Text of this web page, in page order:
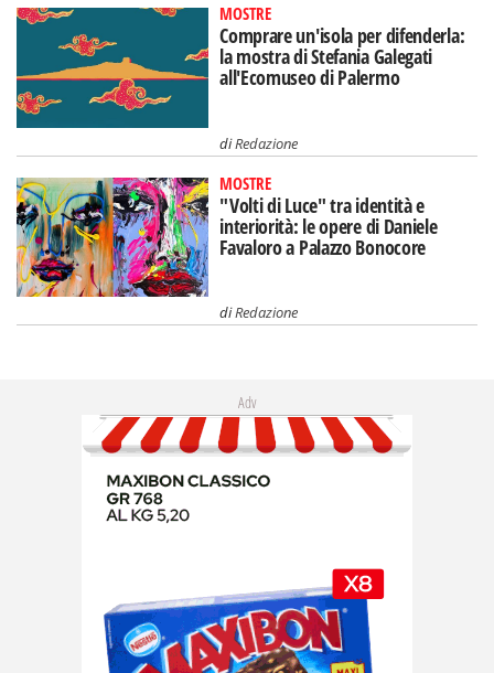
MOSTRE
Comprare un'isola per difenderla:
la mostra di Stefania Galegati
all'Ecomuseo di Palermo
diRedazione
MOSTRE
"Volti di Luce" tra identità e
interiorità: le opere di Daniele
Favaloro a Palazzo Bonocore
diRedazione
Adv